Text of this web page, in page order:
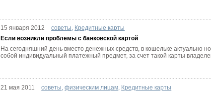
15 января 2012 советы, Кредитные карты
Если возникли проблемы с банковской картой
На сегодняшний день вместо денежных средств, в кошельке актуально
собой индивидуальный платежный предмет, за счет такой карты
21 мая 2011 советы,физическим лицам, Кредитные карты